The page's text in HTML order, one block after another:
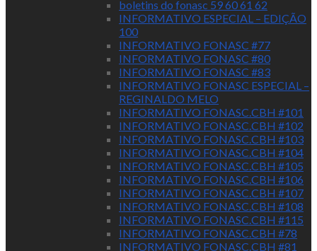
boletins do fonasc 59 60 61 62
INFORMATIVO ESPECIAL – EDIÇÃO
100
INFORMATIVO FONASC #77
INFORMATIVO FONASC #80
INFORMATIVO FONASC #83
INFORMATIVO FONASC ESPECIAL –
REGINALDO MELO
INFORMATIVO FONASC.CBH #101
INFORMATIVO FONASC.CBH #102
INFORMATIVO FONASC.CBH #103
INFORMATIVO FONASC.CBH #104
INFORMATIVO FONASC.CBH #105
INFORMATIVO FONASC.CBH #106
INFORMATIVO FONASC.CBH #107
INFORMATIVO FONASC.CBH #108
INFORMATIVO FONASC.CBH #115
INFORMATIVO FONASC.CBH #78
INFORMATIVO FONASC.CBH #81